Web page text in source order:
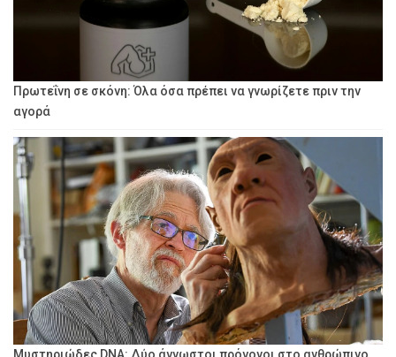
Πρωτεΐνη σε σκόνη: Όλα όσα πρέπει να γνωρίζετε πριν την
αγορά